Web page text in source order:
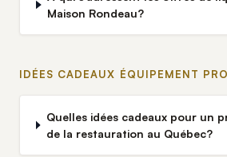
Maison Rondeau?
IDÉES CADEAUX ÉQUIPEMENT
Quelles idées cadeaux pour un
de la restauration au Québec?